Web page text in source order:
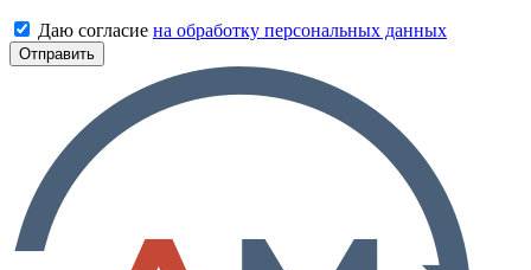
Даю согласие на обработку персональных данных
Отправить